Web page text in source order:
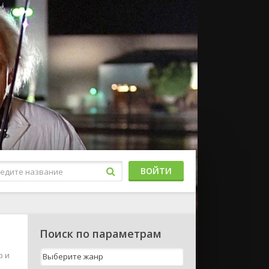
ВОЙТИ
и
Поиск по параметрам